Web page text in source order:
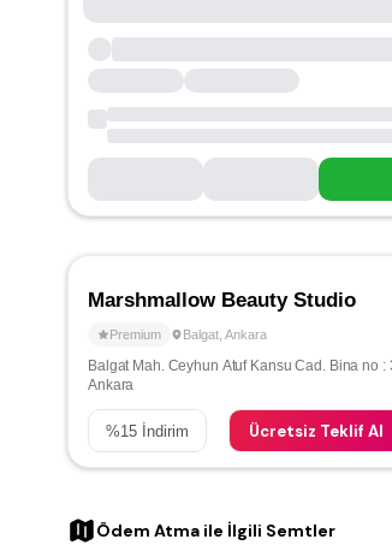
Marshmallow Beauty Studio
Premium Balgat Ankara
Balgat Mah. Ceyhun Atuf Kansu Cad. Bina no :
Ankara
%15 İndirim Ücretsiz Teklif Al
Ödem Atma ile İlgili Semtler